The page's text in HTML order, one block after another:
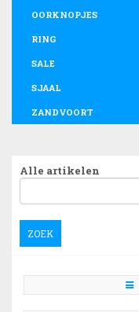
OORKNOPJES
RING
SALE
SJAAL
ZANDVOORT
Alle artikelen
ZOEK